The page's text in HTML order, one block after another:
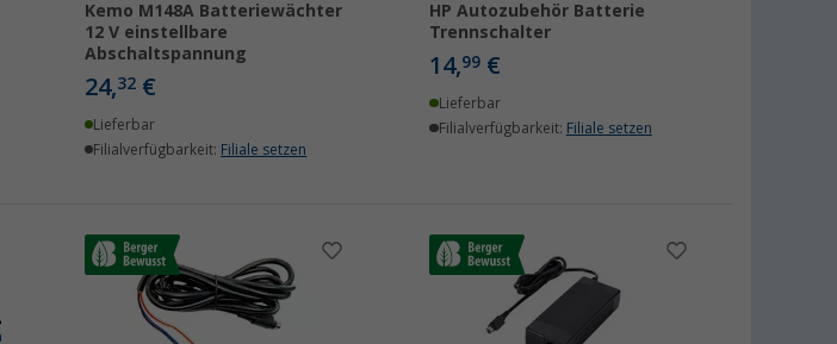
Kemo M148A Batteriewächter
12 V einstellbare
Abschaltspannung
24,32€
Lieferbar
Filialverfügbarkeit: Filiale setzen
HP Autozubehör Batterie
Trennschalter
14,99 €
Lieferbar
Filialverfügbarkeit: Filiale setzen